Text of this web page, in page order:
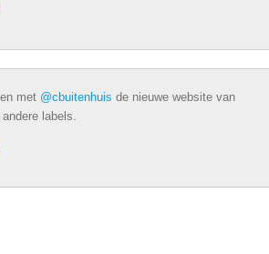
met @cbuitenhuis de nieuwe website van
labels.